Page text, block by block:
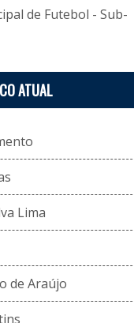
de Futebol - Sub-
ATUAL
Lima
de Araújo